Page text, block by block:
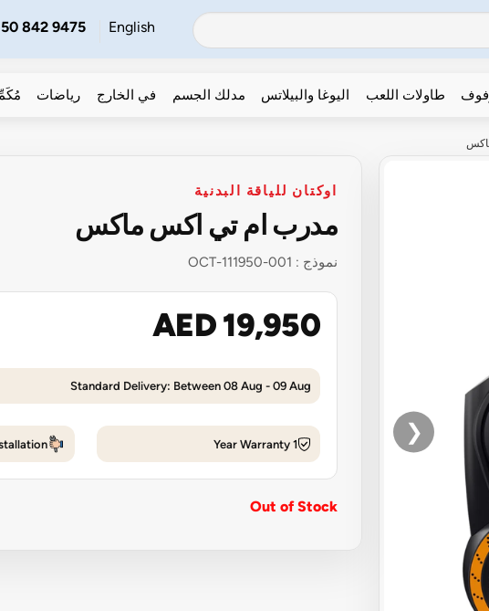
English
50 842 9475
طاولات اللعب اليوغا والبيلاتس مدلك الجسم في الخارج رياضات
❮
اوكتان للياقة البدنية
مدرب ام تي اكس ماكس
نموذج : OCT-111950-001
AED 19,950
Standard Delivery: Between 08 Aug - 09 Aug
1 Year Warranty
Out of Stock